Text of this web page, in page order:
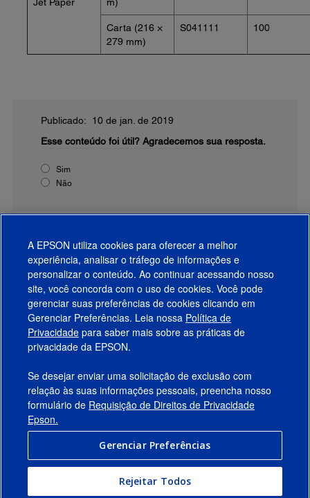
Carta (216 ×
279 mm)
S041111 100
Publicado: 10 de jan. de 2019
Esse conteúdo foi útil? Agradecemos sua resposta.
Sim
Não
Produtos
Suporte
Links Sugeridos
Empresa
Conecte-se com a Epson
A EPSON utiliza cookies para oferecer a melhor
experiência, analisar o tráfego de informações e
personalizar o conteúdo. Ao continuar acessando nosso
site, você concorda com o uso de cookies. Você pode
gerenciar suas preferências de cookies clicando em
Gerenciar Preferências. Leia nossa Política de
Privacidade para saber mais sobre as práticas de
privacidade da EPSON.
Se desejar enviar uma solicitação de exclusão com
relação às suas informações pessoais, preencha nosso
formulário de Requisição de Direitos de Privacidade
Epson.
Gerenciar Preferências
Rejeitar Todos